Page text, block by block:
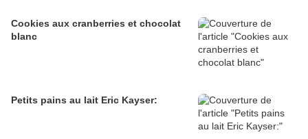
Cookies aux cranberries et chocolat
blanc
Petits pains au lait Eric Kayser: